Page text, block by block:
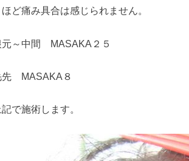
ほど痛み具合は感じられません。
元～中間 MASAKA２５
先 MASAKA８
記で施術します。